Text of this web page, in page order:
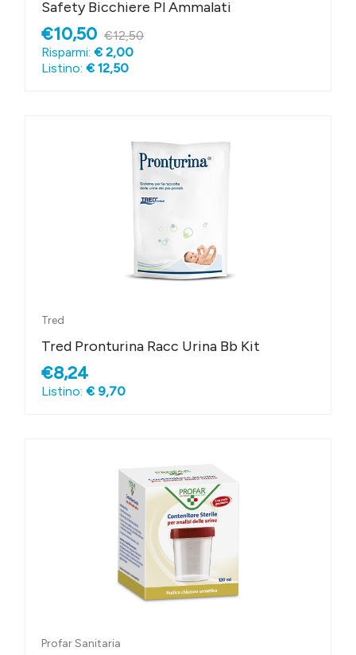
Safety Bicchiere Pl Ammalati
€10,50 €12,50
Risparmi: € 2,00
Listino: € 12,50
Tred
Tred Pronturina Racc Urina Bb Kit
€8,24
Listino: € 9,70
Profar Sanitaria